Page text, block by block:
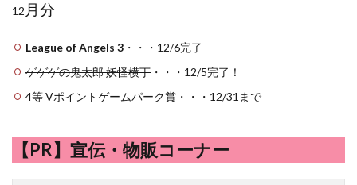
12 月分
League of Angels 3 ・・・12/6完了
ゲゲゲの鬼太郎 妖怪横丁 ・・・12/5完了！
4等 Vポイントゲームパーク賞・・・12/31まで
【PR】宣伝・物販コーナー